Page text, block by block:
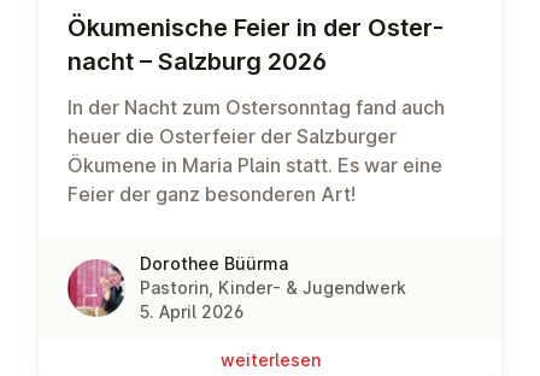
Öku­me­ni­sche Feier in der Os­ter­
nacht – Salzburg 2026
In der Nacht zum Ostersonntag fand auch
heuer die Osterfeier der Salzburger
Ökumene in Maria Plain statt. Es war eine
Feier der ganz besonderen Art!
Dorothee Büürma
Pastorin, Kinder- & Jugendwerk
5. April 2026
wei­ter­le­sen